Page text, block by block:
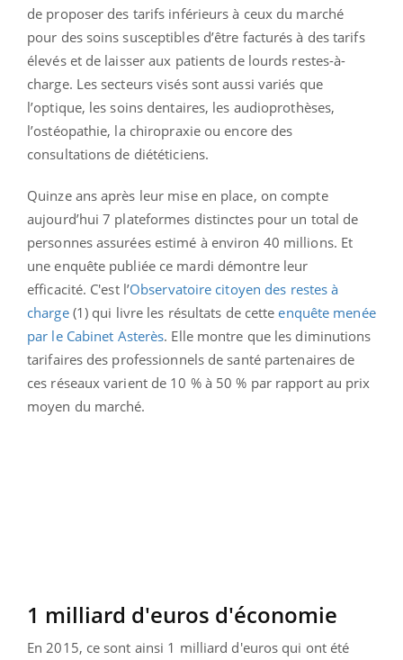
de proposer des tarifs inférieurs à ceux du marché
pour des soins susceptibles d’être facturés à des tarifs
élevés et de laisser aux patients de lourds restes-à-
charge. Les secteurs visés sont aussi variés que
l’optique, les soins dentaires, les audioprothèses,
l’ostéopathie, la chiropraxie ou encore des
consultations de diététiciens.
Quinze ans après leur mise en place, on compte
aujourd’hui 7 plateformes distinctes pour un total de
personnes assurées estimé à environ 40 millions. Et
une enquête publiée ce mardi démontre leur
efficacité. C'est l’Observatoire citoyen des restes à
charge(1) qui livre les résultats de cetteenquête menée
par le Cabinet Asterès. Elle montre que les diminutions
tarifaires des professionnels de santé partenaires de
ces réseaux varient de 10 % à 50 % par rapport au prix
moyen du marché.
1 milliard d'euros d'économie
En 2015, ce sont ainsi 1 milliard d'euros qui ont été